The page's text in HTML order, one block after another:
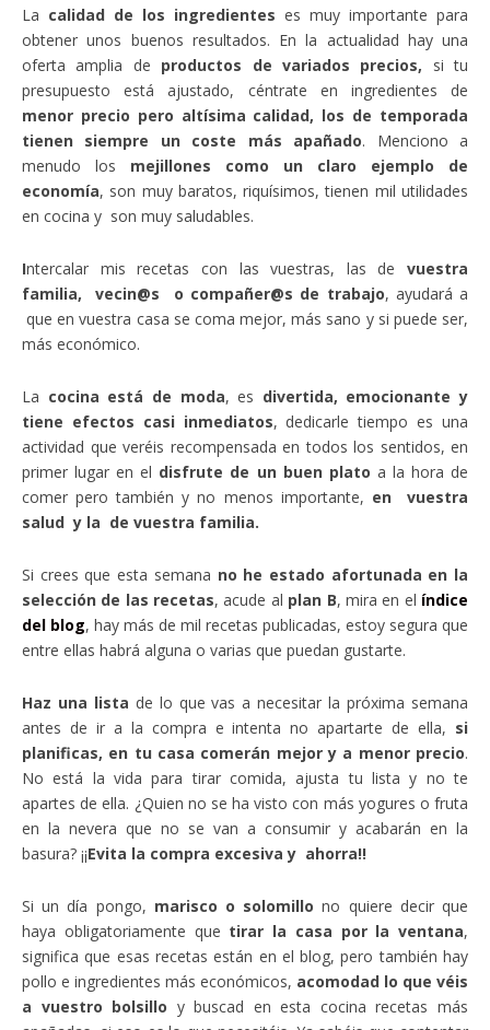
La calidad de los ingredientes es muy importante para
obtener unos buenos resultados. En la actualidad hay una
oferta amplia de productos de variados precios, si tu
presupuesto está ajustado, céntrate en ingredientes de
menor precio pero altísima calidad, los de temporada
tienen siempre un coste más apañado. Menciono a
menudo los mejillones como un claro ejemplo de
economía, son muy baratos, riquísimos, tienen mil utilidades
en cocina y son muy saludables.
Intercalar mis recetas con las vuestras, las de vuestra
familia, vecin@s o compañer@s de trabajo, ayudará a
que en vuestra casa se coma mejor, más sano y si puede ser,
más económico.
La cocina está de moda, es divertida, emocionante y
tiene efectos casi inmediatos, dedicarle tiempo es una
actividad que veréis recompensada en todos los sentidos, en
primer lugar en el disfrute de un buen plato a la hora de
comer pero también y no menos importante, en vuestra
salud y la de vuestra familia.
Si crees que esta semana no he estado afortunada en la
selección de las recetas, acude al plan B, mira en el índice
del blog, hay más de mil recetas publicadas, estoy segura que
entre ellas habrá alguna o varias que puedan gustarte.
Haz una lista de lo que vas a necesitar la próxima semana
antes de ir a la compra e intenta no apartarte de ella, si
planificas, en tu casa comerán mejor y a menor precio.
No está la vida para tirar comida, ajusta tu lista y no te
apartes de ella. ¿Quien no se ha visto con más yogures o fruta
en la nevera que no se van a consumir y acabarán en la
basura? ¡¡Evita la compra excesiva y ahorra!!
Si un día pongo, marisco o solomillo no quiere decir que
haya obligatoriamente que tirar la casa por la ventana,
significa que esas recetas están en el blog, pero también hay
pollo e ingredientes más económicos, acomodad lo que véis
a vuestro bolsillo y buscad en esta cocina recetas más